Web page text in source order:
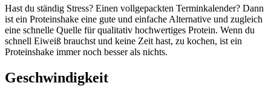
Hast du ständig Stress? Einen vollgepackten Terminkalender? Dann
ist ein Proteinshake eine gute und einfache Alternative und zugleich
eine schnelle Quelle für qualitativ hochwertiges Protein. Wenn du
schnell Eiweiß brauchst und keine Zeit hast, zu kochen, ist ein
Proteinshake immer noch besser als nichts.
Geschwindigkeit